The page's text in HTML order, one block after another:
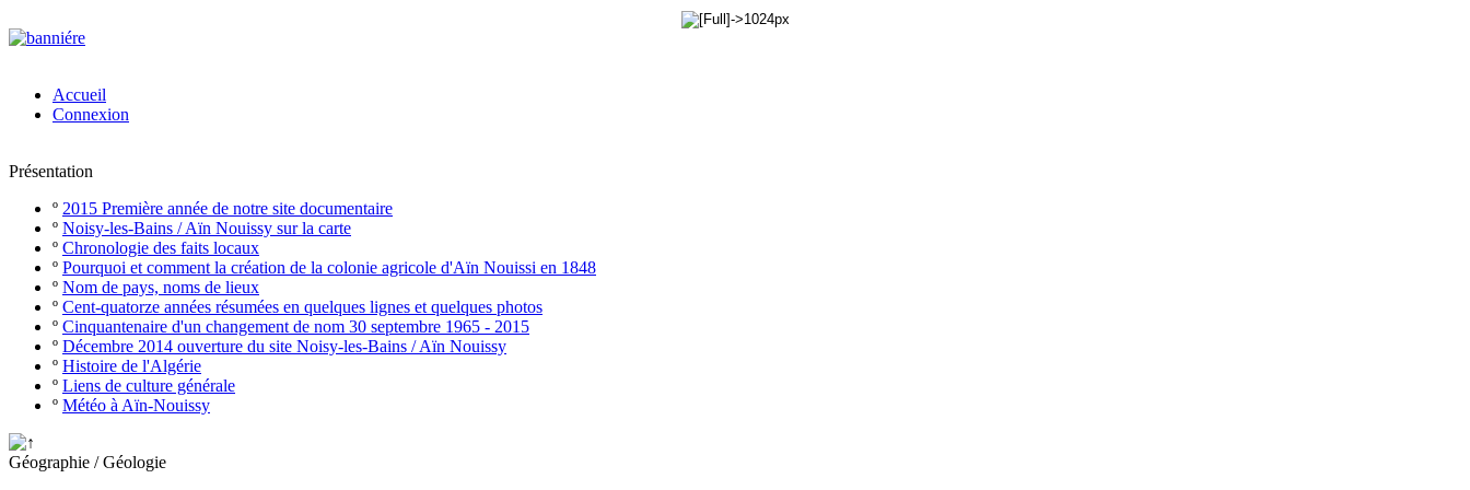
Accueil
Connexion
Présentation
º 2015 Première année de notre site documentaire
º Noisy-les-Bains / Aïn Nouissy sur la carte
º Chronologie des faits locaux
º Pourquoi et comment la création de la colonie agricole d'Aïn Nouissi en 1848
º Nom de pays, noms de lieux
º Cent-quatorze années résumées en quelques lignes et quelques photos
º Cinquantenaire d'un changement de nom 30 septembre 1965 - 2015
º Décembre 2014 ouverture du site Noisy-les-Bains / Aïn Nouissy
º Histoire de l'Algérie
º Liens de culture générale
º Météo à Aïn-Nouissy
Géographie / Géologie